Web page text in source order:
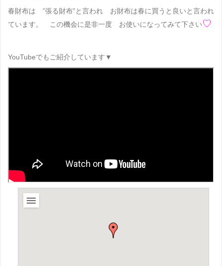
春財布は ”張る財布”と言われ お財布は春に買うと良いと言われ
ています。 この機会に是非一度 お使いになってみて下さい♡
YouTubeでもご紹介しています▼